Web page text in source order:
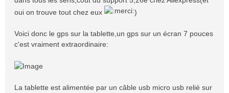
oui on trouve tout chez eux
)
Voici donc le gps sur la tablette,un gps sur un écran 7 pouces
c'est vraiment extraordinaire:
La tablette est alimentée par un câble usb micro usb relié sur